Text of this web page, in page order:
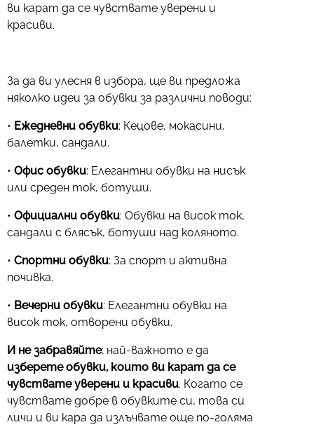
ви карат да се чувствате уверени и
красиви.
За да ви улесня в избора, ще ви предложа
няколко идеи за обувки за различни поводи:
• Ежедневни обувки: Кецове, мокасини,
балетки, сандали.
• Офис обувки: Елегантни обувки на нисък
или среден ток, ботуши.
• Официални обувки: Обувки на висок ток,
сандали с блясък, ботуши над коляното.
• Спортни обувки: За спорт и активна
почивка.
• Вечерни обувки: Елегантни обувки на
висок ток, отворени обувки.
И не забравяйте: най-важното е да
изберете обувки, които ви карат да се
чувствате уверени и красиви. Когато се
чувствате добре в обувките си, това си
личи и ви кара да излъчвате още по-голяма